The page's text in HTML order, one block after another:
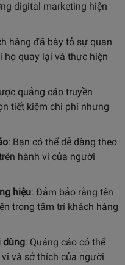
digital marketing hiện
hàng đã bày tỏ sự quan
họ quay lại và thực hiện
quảng cáo truyền
tiết kiệm chi phí nhưng
: Bạn có thể dễ dàng theo
hành vi của người
hiệu: Đảm bảo rằng tên
trong tâm trí khách hàng
dùng: Quảng cáo có thể
và sở thích của người